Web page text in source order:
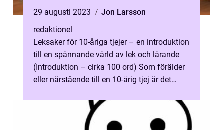
29 augusti 2023
Jon Larsson
redaktionel
Leksaker för 10-åriga tjejer – en introduktion
till en spännande värld av lek och lärande
(Introduktion – cirka 100 ord) Som förälder
eller närstående till en 10-årig tjej är det